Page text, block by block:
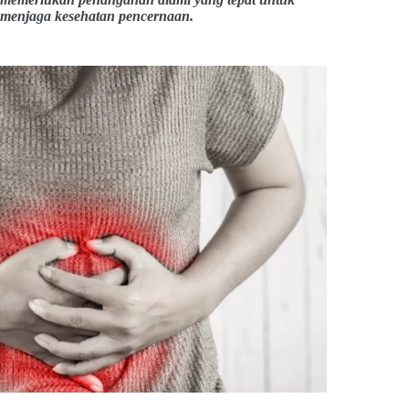
menjaga kesehatan pencernaan.